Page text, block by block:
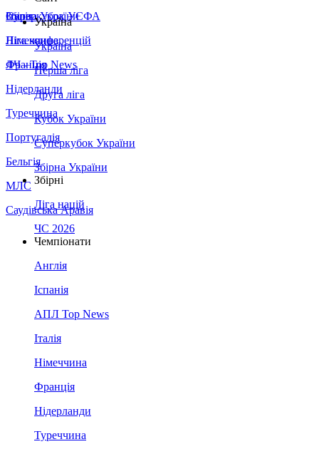
Збірна України
Італія
Німеччина
Франція
Нідерланди
Туреччина
Португалія
Бельгія
МЛС
Саудівська Аравія
Суперкубок УЄФА
Ліга конференцій
ЛЧ - Top News
Україна
Україна
Перша ліга
Друга ліга
Кубок України
Суперкубок України
Збірна України
Збірні
Ліга націй
ЧС 2026
Чемпіонати
Англія
Іспанія
АПЛ Top News
Італія
Німеччина
Франція
Нідерланди
Туреччина